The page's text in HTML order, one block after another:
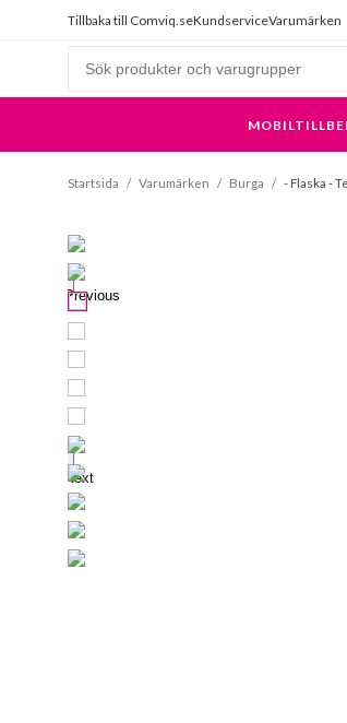
Tillbaka till Comviq.seKundserviceVarumärken
Startsida / Varumärken / Burga / - Flaska -
Previous
Next